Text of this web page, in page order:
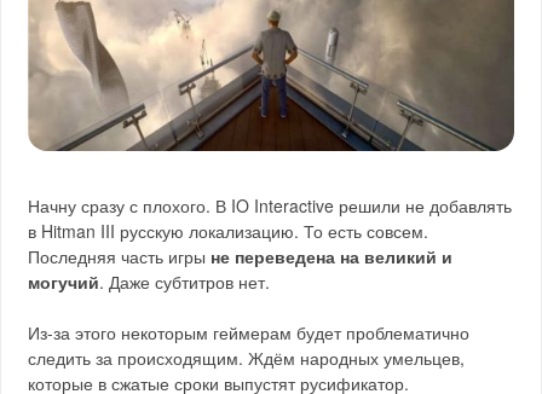
Начну сразу с плохого. В IO Interactive решили не добавлять
в Hitman III русскую локализацию. То есть совсем.
Последняя часть игры не переведена на великий и
могучий. Даже субтитров нет.
Из-за этого некоторым геймерам будет проблематично
следить за происходящим. Ждём народных умельцев,
которые в сжатые сроки выпустят русификатор.